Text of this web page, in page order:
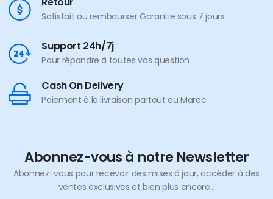
Satisfait ou rembourser Garantie sous 7 jours
Support 24h/7j
Pour répondre à toutes vos question
Cash On Delivery
Paiement à la livraison partout au Maroc
Abonnez-vous à notre Newsletter
Abonnez-vous pour recevoir des mises à jour, accéder à des
ventes exclusives et bien plus encore...